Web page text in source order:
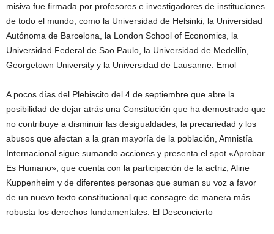
misiva fue firmada por profesores e investigadores de instituciones
de todo el mundo, como la Universidad de Helsinki, la Universidad
Autónoma de Barcelona, la London School of Economics, la
Universidad Federal de Sao Paulo, la Universidad de Medellín,
Georgetown University y la Universidad de Lausanne. Emol
A pocos días del Plebiscito del 4 de septiembre que abre la
posibilidad de dejar atrás una Constitución que ha demostrado que
no contribuye a disminuir las desigualdades, la precariedad y los
abusos que afectan a la gran mayoría de la población, Amnistía
Internacional sigue sumando acciones y presenta el spot «Aprobar
Es Humano», que cuenta con la participación de la actriz, Aline
Kuppenheim y de diferentes personas que suman su voz a favor
de un nuevo texto constitucional que consagre de manera más
robusta los derechos fundamentales. El Desconcierto